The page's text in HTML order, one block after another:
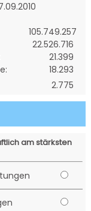
105.749.257
22.526.716
21.399
18.293
2.775
am stärksten